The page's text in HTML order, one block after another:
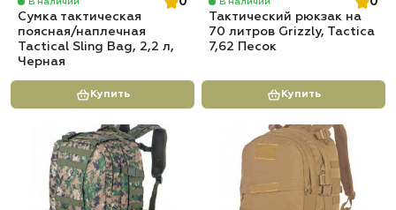
Сумка тактическая
поясная/наплечная
Tactical Sling Bag, 2,2 л,
Черная
Купить
Тактический рюкзак на
70 литров Grizzly, Tactica
7,62 Песок
Купить